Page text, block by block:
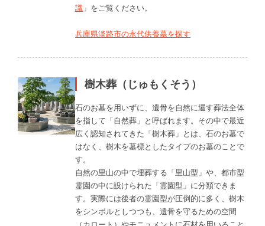
識 」をご覧ください。
兵庫県淡路市の永代供養墓を探す
樹木葬（じゅもくそう）
石のお墓を用いずに、遺骨を自然に還す葬法全体
を指して「自然葬」と呼ばれます。その中で最近
広く認知されてきた「樹木葬」とは、石のお墓で
はなく、樹木を墓標としたタイプのお墓のことで
す。
自然の里山の中で埋葬する「里山型」や、都市型
霊園の中に設けられた「霊園型」に分類できま
す。実際には後者の霊園型が圧倒的に多く、樹木
をシンボルとしつつも、遺骨を守るための空間